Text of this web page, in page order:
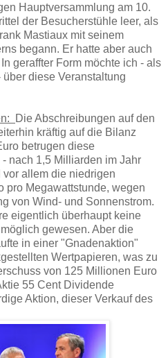
Hauptversammlung am 10.
der Besucherstühle leer, als
Mastiaux mit seinem
begann. Er hatte aber auch
geraffter Form möchte ich - als
diese Veranstaltung
Die Abschreibungen auf den
kräftig auf die Bilanz
betrugen diese
nach 1,5 Milliarden im Jahr
allem die niedrigen
pro Megawattstunde, wegen
von Wind- und Sonnenstrom.
eigentlich überhaupt keine
gewesen. Aber die
in einer "Gnadenaktion"
Wertpapieren, was zu
von 125 Millionen Euro
55 Cent Dividende
Aktion, dieser Verkauf des